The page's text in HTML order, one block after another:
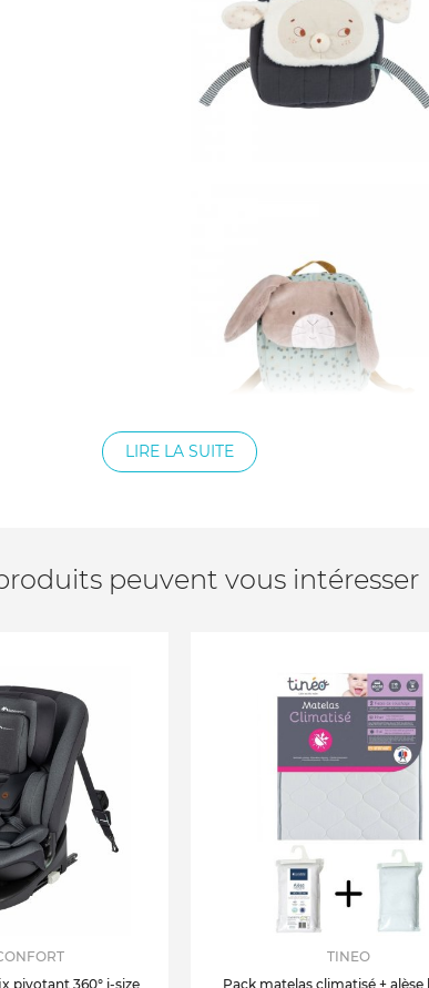
LIRE LA SUITE
peuvent vous intéresser
pivotant 360° i-size
TINEO
Pack matelas climatisé + alèse